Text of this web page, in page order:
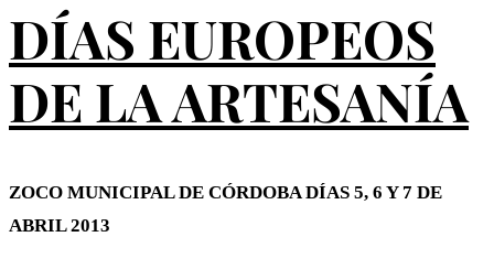
DÍAS EUROPEOS
DE LA ARTESANÍA
ZOCO MUNICIPAL DE CÓRDOBA DÍAS 5, 6 Y 7 DE
ABRIL 2013